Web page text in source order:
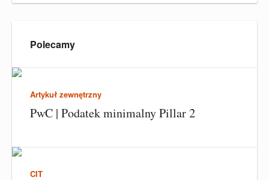
Polecamy
Artykuł zewnętrzny
PwC | Podatek minimalny Pillar 2
CIT